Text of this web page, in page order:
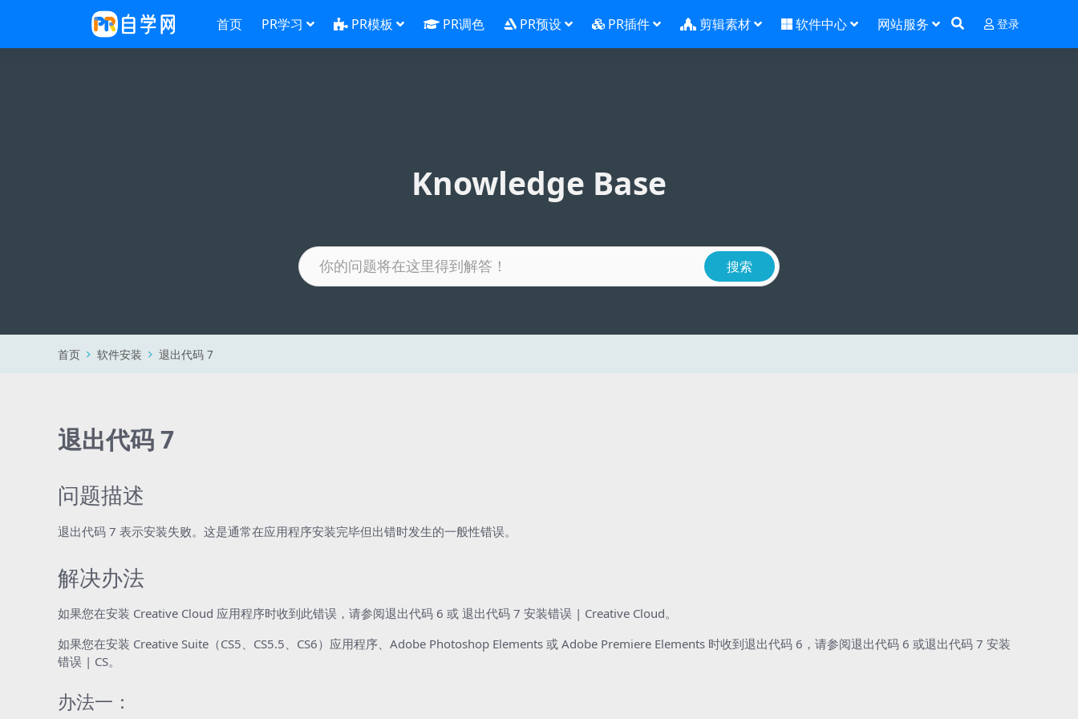
首页 PR学习 PR模板 PR调色 PR预设 PR插件 剪辑素材 软件中心 网站服务 登录
Knowledge Base
首页 软件安装 退出代码 7
退出代码 7
问题描述
退出代码 7 表示安装失败。这是通常在应用程序安装完毕但出错时发生的一般性错误。
解决办法
如果您在安装 Creative Cloud 应用程序时收到此错误，请参阅退出代码 6 或 退出代码 7 安装错误 | Creative Cloud。
如果您在安装 Creative Suite（CS5、CS5.5、CS6）应用程序、Adobe Photoshop Elements 或 Adobe Premiere Elements 时收到退出代码 6，请参阅退出代码 6 或退出代码 7 安装
错误 | CS。
办法一：